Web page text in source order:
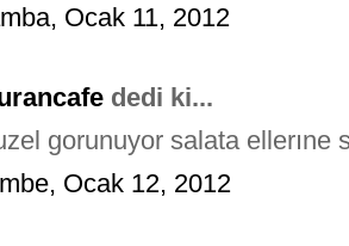
Ocak 11, 2012
dedi ki...
gorunuyor salata ellerıne
Ocak 12, 2012